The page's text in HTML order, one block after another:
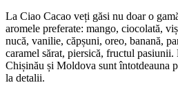
La Ciao Cacao veți găsi nu doar o
aromele preferate: mango, ciocolată,
nucă, vanilie, căpșuni, oreo, banană,
caramel sărat, piersică, fructul
Chișinău și Moldova sunt întotdeauna
la detalii.